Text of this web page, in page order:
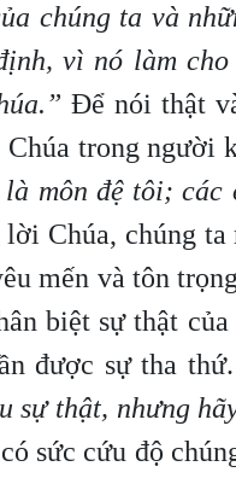
chúng ta và
vì nó làm
Để nói thật
Chúa trong người
môn đệ tôi; các
Chúa, chúng
mến và tôn
biệt sự thật
được sự tha
sự thật, nhưng
sức cứu độ